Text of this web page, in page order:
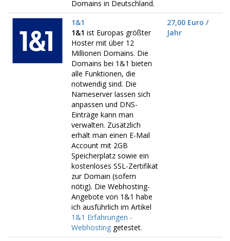
Domains in Deutschland.
1&1
1&1 ist Europas größter
Hoster mit über 12
Millionen Domains. Die
Domains bei 1&1 bieten
alle Funktionen, die
notwendig sind. Die
Nameserver lassen sich
anpassen und DNS-
Einträge kann man
verwalten. Zusätzlich
erhält man einen E-Mail
Account mit 2GB
Speicherplatz sowie ein
kostenloses SSL-Zertifikat
zur Domain (sofern
nötig). Die Webhosting-
Angebote von 1&1 habe
ich ausführlich im Artikel
1&1 Erfahrungen -
Webhosting getestet.
27,00 Euro /
Jahr